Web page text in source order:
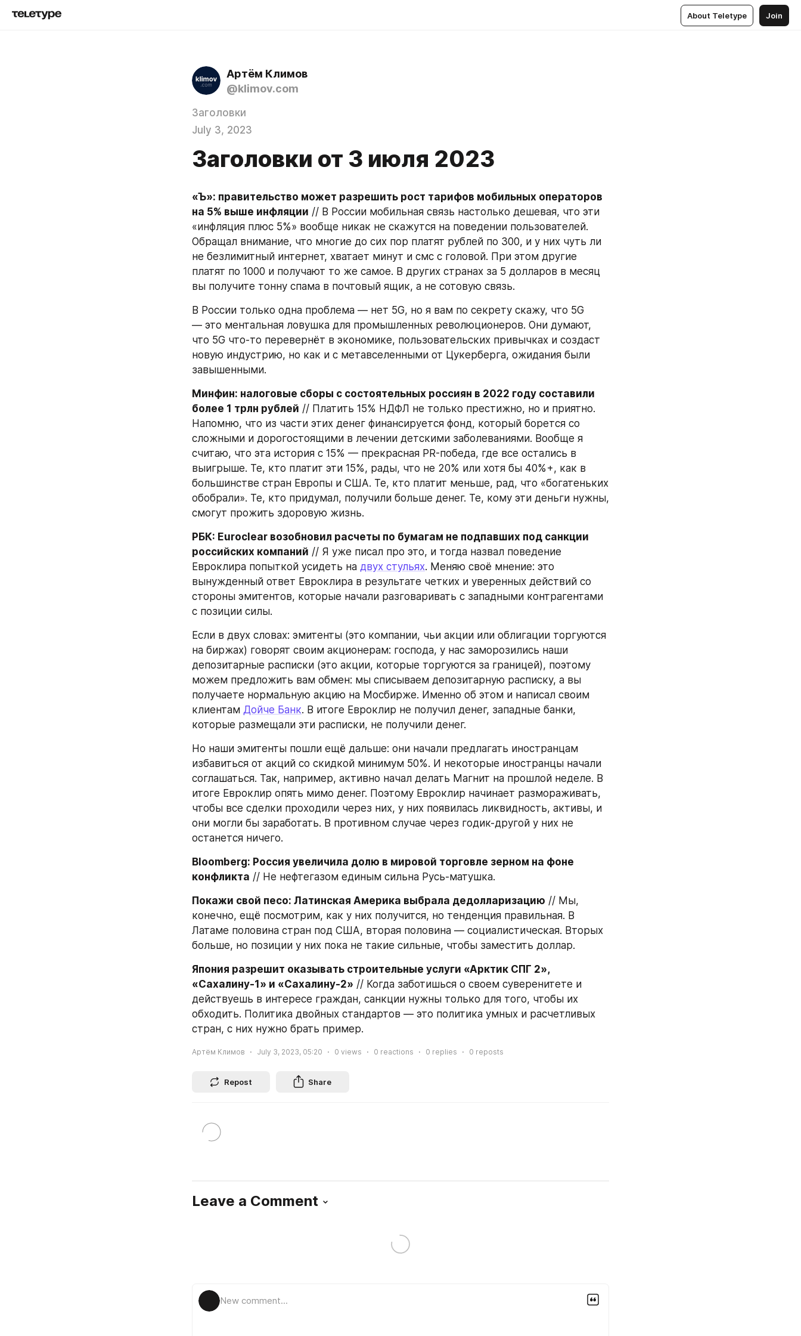
About Teletype Join
Артём Климов
@klimov.com
Заголовки
July 3, 2023
Заголовки от 3 июля 2023
«Ъ»: правительство может разрешить рост тарифов мобильных операторов
на 5% выше инфляции // В России мобильная связь настолько дешевая, что эти
«инфляция плюс 5%» вообще никак не скажутся на поведении пользователей.
Обращал внимание, что многие до сих пор платят рублей по 300, и у них чуть ли
не безлимитный интернет, хватает минут и смс с головой. При этом другие
платят по 1000 и получают то же самое. В других странах за 5 долларов в месяц
вы получите тонну спама в почтовый ящик, а не сотовую связь.
В России только одна проблема — нет 5G, но я вам по секрету скажу, что 5G
— это ментальная ловушка для промышленных революционеров. Они думают,
что 5G что-то перевернёт в экономике, пользовательских привычках и создаст
новую индустрию, но как и с метавселенными от Цукерберга, ожидания были
завышенными.
Минфин: налоговые сборы с состоятельных россиян в 2022 году составили
более 1 трлн рублей // Платить 15% НДФЛ не только престижно, но и приятно.
Напомню, что из части этих денег финансируется фонд, который борется со
сложными и дорогостоящими в лечении детскими заболеваниями. Вообще я
считаю, что эта история с 15% — прекрасная PR-победа, где все остались в
выигрыше. Те, кто платит эти 15%, рады, что не 20% или хотя бы 40%+, как в
большинстве стран Европы и США. Те, кто платит меньше, рад, что «богатеньких
обобрали». Те, кто придумал, получили больше денег. Те, кому эти деньги нужны,
смогут прожить здоровую жизнь.
РБК: Euroclear возобновил расчеты по бумагам не подпавших под санкции
российских компаний // Я уже писал про это, и тогда назвал поведение
Евроклира попыткой усидеть на двух стульях. Меняю своё мнение: это
вынужденный ответ Евроклира в результате четких и уверенных действий со
стороны эмитентов, которые начали разговаривать с западными контрагентами
с позиции силы.
Если в двух словах: эмитенты (это компании, чьи акции или облигации торгуются
на биржах) говорят своим акционерам: господа, у нас заморозились наши
депозитарные расписки (это акции, которые торгуются за границей), поэтому
можем предложить вам обмен: мы списываем депозитарную расписку, а вы
получаете нормальную акцию на Мосбирже. Именно об этом и написал своим
клиентам Дойче Банк. В итоге Евроклир не получил денег, западные банки,
которые размещали эти расписки, не получили денег.
Но наши эмитенты пошли ещё дальше: они начали предлагать иностранцам
избавиться от акций со скидкой минимум 50%. И некоторые иностранцы начали
соглашаться. Так, например, активно начал делать Магнит на прошлой неделе. В
итоге Евроклир опять мимо денег. Поэтому Евроклир начинает размораживать,
чтобы все сделки проходили через них, у них появилась ликвидность, активы, и
они могли бы заработать. В противном случае через годик-другой у них не
останется ничего.
Bloomberg: Россия увеличила долю в мировой торговле зерном на фоне
конфликта // Не нефтегазом единым сильна Русь-матушка.
Покажи свой песо: Латинская Америка выбрала дедолларизацию // Мы,
конечно, ещё посмотрим, как у них получится, но тенденция правильная. В
Латаме половина стран под США, вторая половина — социалистическая. Вторых
больше, но позиции у них пока не такие сильные, чтобы заместить доллар.
Япония разрешит оказывать строительные услуги «Арктик СПГ 2»,
«Сахалину-1» и «Сахалину-2» // Когда заботишься о своем суверенитете и
действуешь в интересе граждан, санкции нужны только для того, чтобы их
обходить. Политика двойных стандартов — это политика умных и расчетливых
стран, с них нужно брать пример.
Артём Климов July 3, 2023, 05:20 0 views 0 reactions 0 replies 0 reposts
Repost Share
Leave a Comment